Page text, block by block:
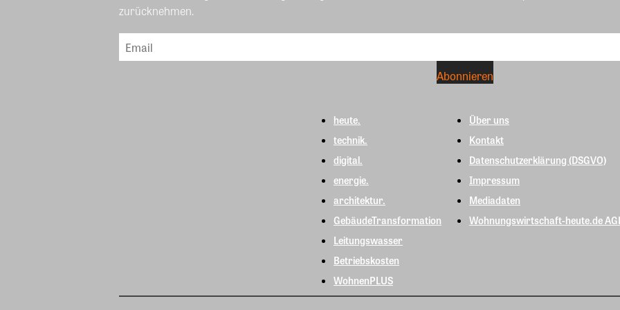
zurücknehmen.
heute.
technik.
digital.
energie.
architektur.
GebäudeTransformation
Leitungswasser
Betriebskosten
WohnenPLUS
Über uns
Kontakt
Datenschutzerklärung (DSGVO)
Impressum
Mediadaten
Wohnungswirtschaft-heute.de